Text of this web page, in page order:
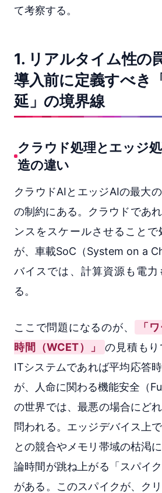
て考察する。
1. リアルタイム性の
導入前に定義すべき
延」の境界線
クラウド処理とエッジ
造の違い
クラウドAIとエッジAIの最大
の制約にある。クラウドであ
ンスをスケールさせること
が、車載SoC（System on a
バイスでは、計算資源も電
る。
ここで問題になるのが、
「
時間（WCET）」
の見積も
ITシステムであれば平均応答
が、人命に関わる機能安全（
の世界では、最悪の場合にど
問われる。エッジデバイス上
との競合やメモリ帯域の枯渇
論時間が跳ね上がる「スパイ
がある。このスパイクが、ク